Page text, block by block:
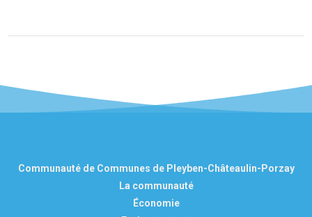
Communauté de Communes de Pleyben-Châteaulin-Porzay
La communauté
Économie